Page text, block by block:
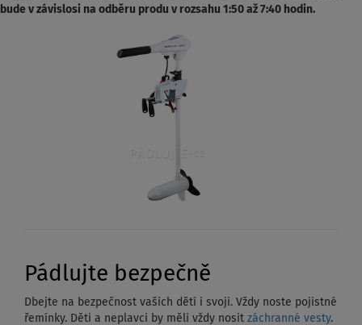
bude v závislosi na odběru produ v rozsahu 1:50 až 7:40 hodin.
Pádlujte bezpečně
Dbejte na bezpečnost vašich dětí i svoji. Vždy noste pojistné
řemínky. Děti a neplavci by měli vždy nosit záchranné vesty.